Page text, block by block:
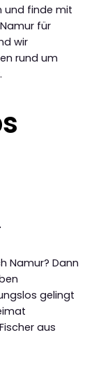
und finde mit
für
wir
rund um
Namur? Dann
gelingt
aus